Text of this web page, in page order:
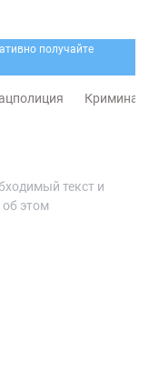
получайте
Криминал
текст и
этом